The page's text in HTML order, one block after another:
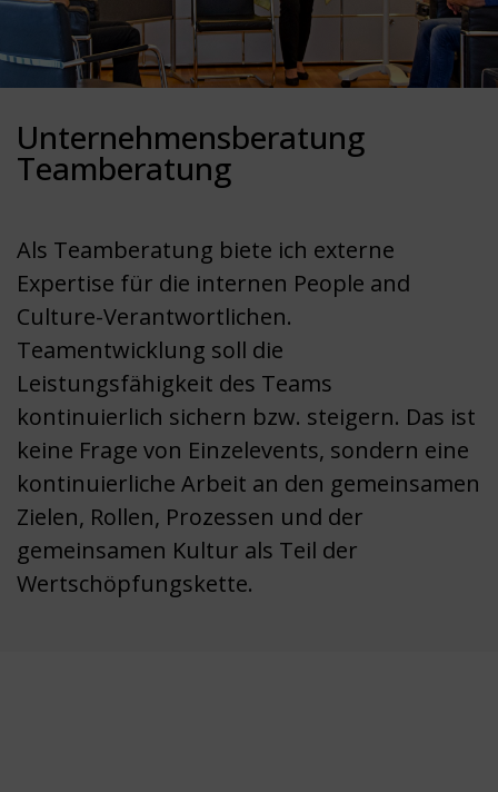
Unternehmensberatung
Teamberatung
Als Teamberatung biete ich externe
Expertise für die internen People and
Culture-Verantwortlichen.
Teamentwicklung soll die
Leistungsfähigkeit des Teams
kontinuierlich sichern bzw. steigern. Das ist
keine Frage von Einzelevents, sondern eine
kontinuierliche Arbeit an den gemeinsamen
Zielen, Rollen, Prozessen und der
gemeinsamen Kultur als Teil der
Wertschöpfungskette.